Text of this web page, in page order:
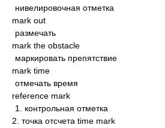
нивелировочная отметка
mark out
размечать
mark the obstacle
маркировать препятствие
mark time
отмечать время
reference mark
1. контрольная отметка
2. точка отсчета time mark